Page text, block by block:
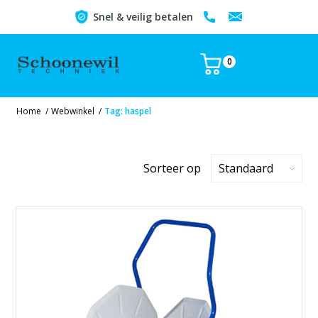
Snel & veilig betalen
0
Home / Webwinkel / Tag: haspel
Sorteer op Standaard